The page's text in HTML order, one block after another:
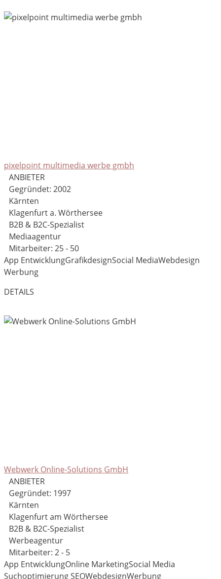
pixelpoint multimedia werbe gmbh
ANBIETER
Gegründet: 2002
Kärnten
Klagenfurt a. Wörthersee
B2B & B2C-Spezialist
Mediaagentur
Mitarbeiter: 25 - 50
App EntwicklungGrafikdesignSocial MediaWebdesign
Werbung
DETAILS
Webwerk Online-Solutions GmbH
ANBIETER
Gegründet: 1997
Kärnten
Klagenfurt am Wörthersee
B2B & B2C-Spezialist
Werbeagentur
Mitarbeiter: 2 - 5
App EntwicklungOnline MarketingSocial Media
Suchoptimierung SEOWebdesignWerbung